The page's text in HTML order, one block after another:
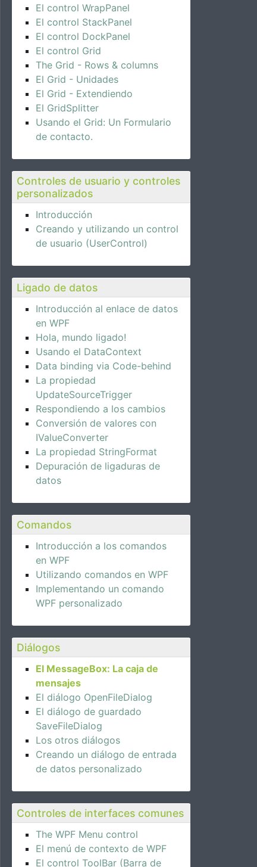
El control WrapPanel
El control StackPanel
El control DockPanel
El control Grid
The Grid - Rows & columns
El Grid - Unidades
El Grid - Extendiendo
El GridSplitter
Usando el Grid: Un Formulario
de contacto.
Controles de usuario y controles
personalizados
Introducción
Creando y utilizando un control
de usuario (UserControl)
Ligado de datos
Introducción al enlace de datos
en WPF
Hola, mundo ligado!
Usando el DataContext
Data binding via Code-behind
La propiedad
UpdateSourceTrigger
Respondiendo a los cambios
Conversión de valores con
IValueConverter
La propiedad StringFormat
Depuración de ligaduras de
datos
Comandos
Introducción a los comandos
en WPF
Utilizando comandos en WPF
Implementando un comando
WPF personalizado
Diálogos
El MessageBox: La caja de
mensajes
El diálogo OpenFileDialog
El diálogo de guardado
SaveFileDialog
Los otros diálogos
Creando un diálogo de entrada
de datos personalizado
Controles de interfaces comunes
The WPF Menu control
El menú de contexto de WPF
El control ToolBar (Barra de
.No);